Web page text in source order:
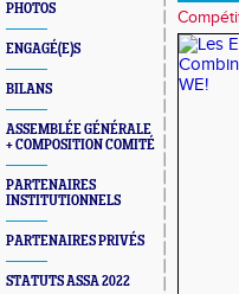
PHOTOS
ENGAGÉ(E)S
BILANS
ASSEMBLÉE GÉNÉRALE
+ COMPOSITION COMITÉ
PARTENAIRES
INSTITUTIONNELS
PARTENAIRES PRIVÉS
STATUTS ASSA 2022